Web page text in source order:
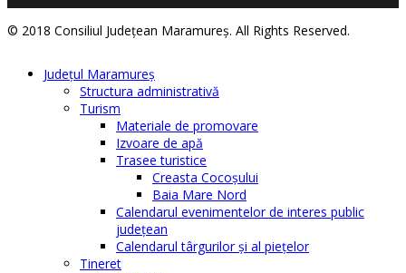
© 2018 Consiliul Judeţean Maramureş. All Rights Reserved.
Judeţul Maramureş
Structura administrativă
Turism
Materiale de promovare
Izvoare de apă
Trasee turistice
Creasta Cocoșului
Baia Mare Nord
Calendarul evenimentelor de interes public
judeţean
Calendarul târgurilor şi al pieţelor
Tineret